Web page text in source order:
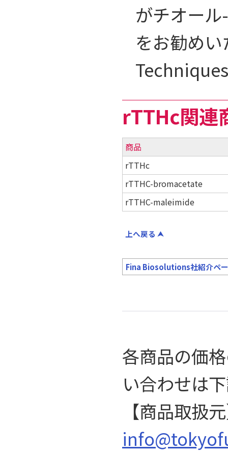
がチオー
をお勧め
rTTHc関連
商品
rTTHc
rTTHC-bromacetate
rTTHC-maleimide
上へ戻る
Fina Biosolutions社紹介ペ
各商品の価
い合わせは
【商品取扱